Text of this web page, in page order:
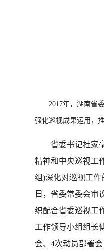
2017年，湖南省委
强化巡视成果运用，
省委书记杜家毫
精神和中央巡视工
组)深化对巡视工
日，省委常委会审
织配合省委巡视工
工作领导小组组长
会、4次动员部署